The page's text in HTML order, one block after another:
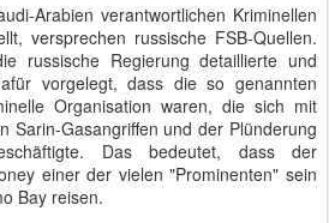
Arabien verantwortlichen Kriminellen
versprechen russische FSB-Quellen.
russische Regierung detaillierte und
vorgelegt, dass die so genannten
Organisation waren, die sich mit
Sarin-Gasangriffen und der Plünderung
Das bedeutet, dass der
einer der vielen "Prominenten" sein
Bay reisen.